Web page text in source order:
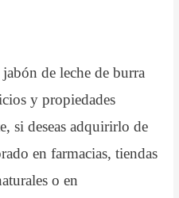
de leche de burra
y propiedades
si deseas adquirirlo de
en farmacias, tiendas
o en